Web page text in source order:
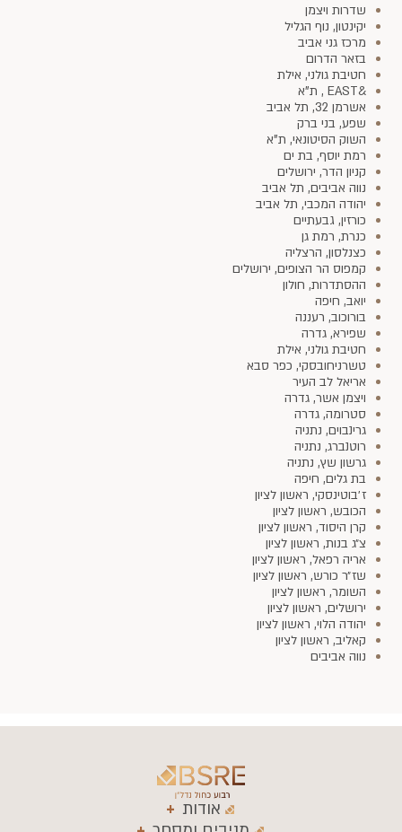
שדרות ויצמן
יקינטון, נוף הגליל
מרכז גני אביב
בזאר הדרום
חטיבת גולני, אילת
&EAST , ת"א
אשרמן 32, תל אביב
שפע, בני ברק
השוק הסיטונאי, ת"א
רמת יוסף, בת ים
קניון הדר, ירושלים
נווה אביבים, תל אביב
יהודה המכבי, תל אביב
כורזין, גבעתיים
כנרת, רמת גן
כצנלסון, הרצליה
קמפוס הר הצופים, ירושלים
ההסתדרות, חולון
יואב, חיפה
בורוכוב, רעננה
שפירא, גדרה
חטיבת גולני, אילת
טשרניחובסקי, כפר סבא
אריאל לב העיר
ויצמן אשר, גדרה
סטרומה, גדרה
גרינבוים, נתניה
רוטנברג, נתניה
גרשון שץ, נתניה
בת גלים, חיפה
ז׳בוטינסקי, ראשון לציון
הכובש, ראשון לציון
קרן היסוד, ראשון לציון
צ״ג בנות, ראשון לציון
אריה רפאל, ראשון לציון
שז״ר כורש, ראשון לציון
השומר, ראשון לציון
ירושלים, ראשון לציון
יהודה הלוי, ראשון לציון
קאליב, ראשון לציון
נווה אביבים
אודות